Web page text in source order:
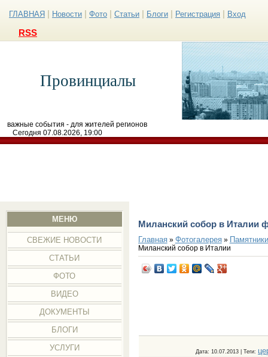
ГЛАВНАЯ Новости Фото Статьи Блоги Регистрация Вход
RSS
Провинциалы
важные события - для жителей регионов
Сегодня 07.08.2026, 19:00
МЕНЮ
СВЕЖИЕ НОВОСТИ
СТАТЬИ
ФОТО
ВИДЕО
ДОКУМЕНТЫ
БЛОГИ
УСЛУГИ
Миланский собор в Италии
Главная» Фотогалерея»
Миланский собор в Италии
Дата: 10.07.2013 |Теги: